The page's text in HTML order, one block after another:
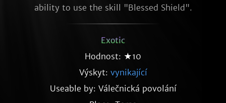
ability to use the skill "Blessed Shield".
Exotic
Hodnost: ★10
Výskyt: vynikající
Useable by: Válečnická povolání